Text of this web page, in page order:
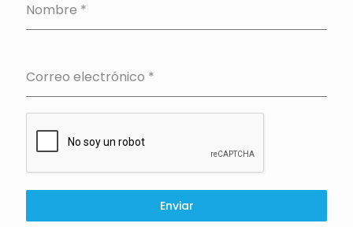
Nombre *
Correo electrónico *
Enviar